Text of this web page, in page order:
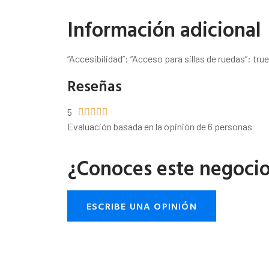
Información adicional
“Accesibilidad”: “Acceso para sillas de ruedas”:
Reseñas
5     
Evaluación basada en la opinión de 6 personas
¿Conoces este
ESCRIBE UNA OPINIÓN